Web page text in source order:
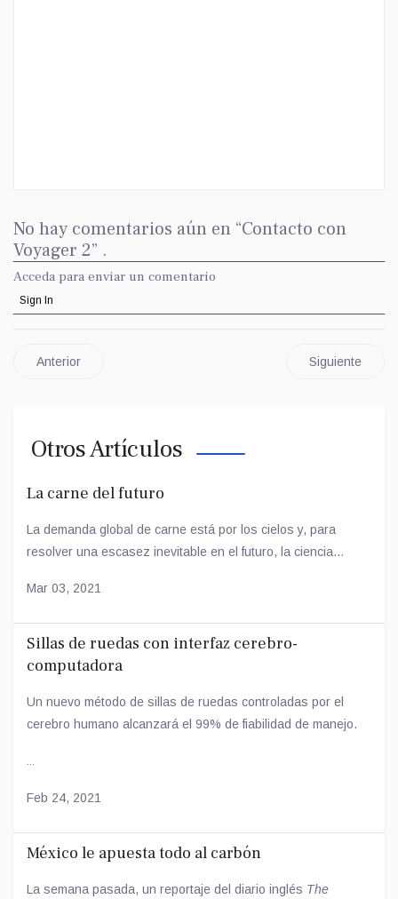
No hay comentarios aún en “Contacto con
Voyager 2” .
Acceda para enviar un comentario
Sign In
Anterior Siguiente
Otros Artículos
La carne del futuro
La demanda global de carne está por los cielos y, para
resolver una escasez inevitable en el futuro, la ciencia...
Mar 03, 2021
Sillas de ruedas con interfaz cerebro-
computadora
Un nuevo método de sillas de ruedas controladas por el
cerebro humano alcanzará el 99% de fiabilidad de manejo.
...
Feb 24, 2021
México le apuesta todo al carbón
La semana pasada, un reportaje del diario inglés The